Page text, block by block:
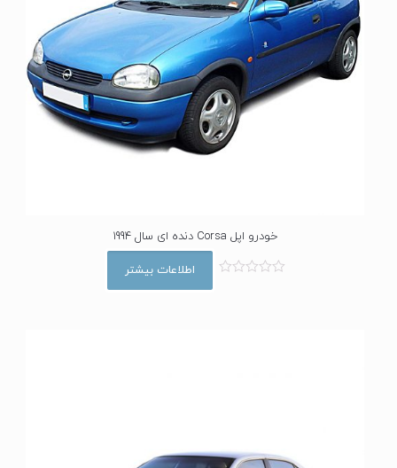
خودرو اپل Corsa دنده ای سال 1994
اطلاعات بیشتر